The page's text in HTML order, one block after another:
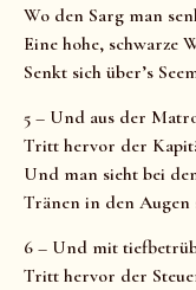
Wo den Sarg man
Eine hohe, schwarze
Senkt sich über’s
5 – Und aus der
Tritt hervor der
Und man sieht bei
Tränen in den Augen
6 – Und mit
Tritt hervor der